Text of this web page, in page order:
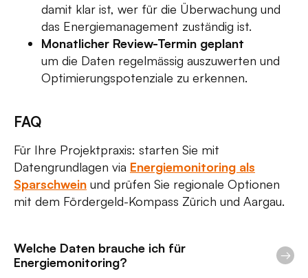
damit klar ist, wer für die Überwachung und
das Energiemanagement zuständig ist.
Monatlicher Review-Termin geplant
um die Daten regelmässig auszuwerten und
Optimierungspotenziale zu erkennen.
FAQ
Für Ihre Projektpraxis: starten Sie mit
Datengrundlagen via Energiemonitoring als
Sparschwein und prüfen Sie regionale Optionen
mit dem Fördergeld-Kompass Zürich und Aargau.
Welche Daten brauche ich für
Energiemonitoring?